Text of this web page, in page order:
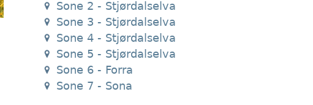
Sone 2 - Stjørdalselva
Sone 3 - Stjørdalselva
Sone 4 - Stjørdalselva
Sone 5 - Stjørdalselva
Sone 6 - Forra
Sone 7 - Sona